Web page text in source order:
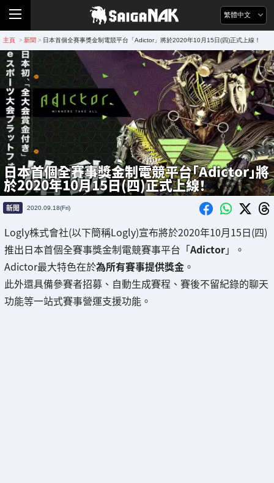
繁體中文
主頁 > 新聞 > 日本首個全賽事獎金制電競平台「Adictor」將於2020年10月15日(四)正式上線！
日本首個全賽事獎金制電競平台「Adictor」將
於2020年10月15日(四)正式上線！
新聞 2020.09.18(Fri)
Logly株式會社(以下簡稱Logly)宣布將於2020年10月15日(四)
推出日本首個全賽事獎金制電競賽事平台「Adictor」。
Adictor最大特色在於為所有賽事提供獎金 。
此外還具備參賽者招募、自動生成賽程、賽後不留紀錄的聊天
功能等一站式賽事營運支援功能。